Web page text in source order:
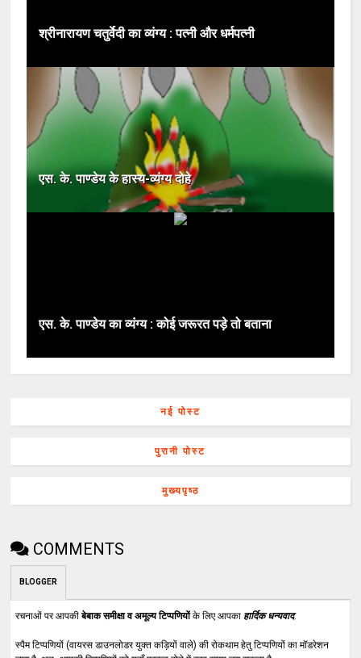
श्रीनारायण चतुर्वेदी का व्यंग्य : पत्नी और धर्मपत्नी
एस. के. पाण्डेय के हास्य-व्यंग्य दोहे
एस. के. पाण्डेय का व्यंग्य : कोई जरूरत पड़े तो बताना
नई पोस्ट
पुरानी पोस्ट
मुख्यपृष्ठ
COMMENTS
BLOGGER
रचनाओं पर आपकीबेबाक समीक्षा व अमूल्य टिप्पणियोंके लिए आपका हार्दिक धन्यवाद.
स्पैम टिप्पणियों (वायरस डाउनलोडर युक्त कड़ियों वाले) की रोकथाम हेतु टिप्पणियों का मॉडरेशन